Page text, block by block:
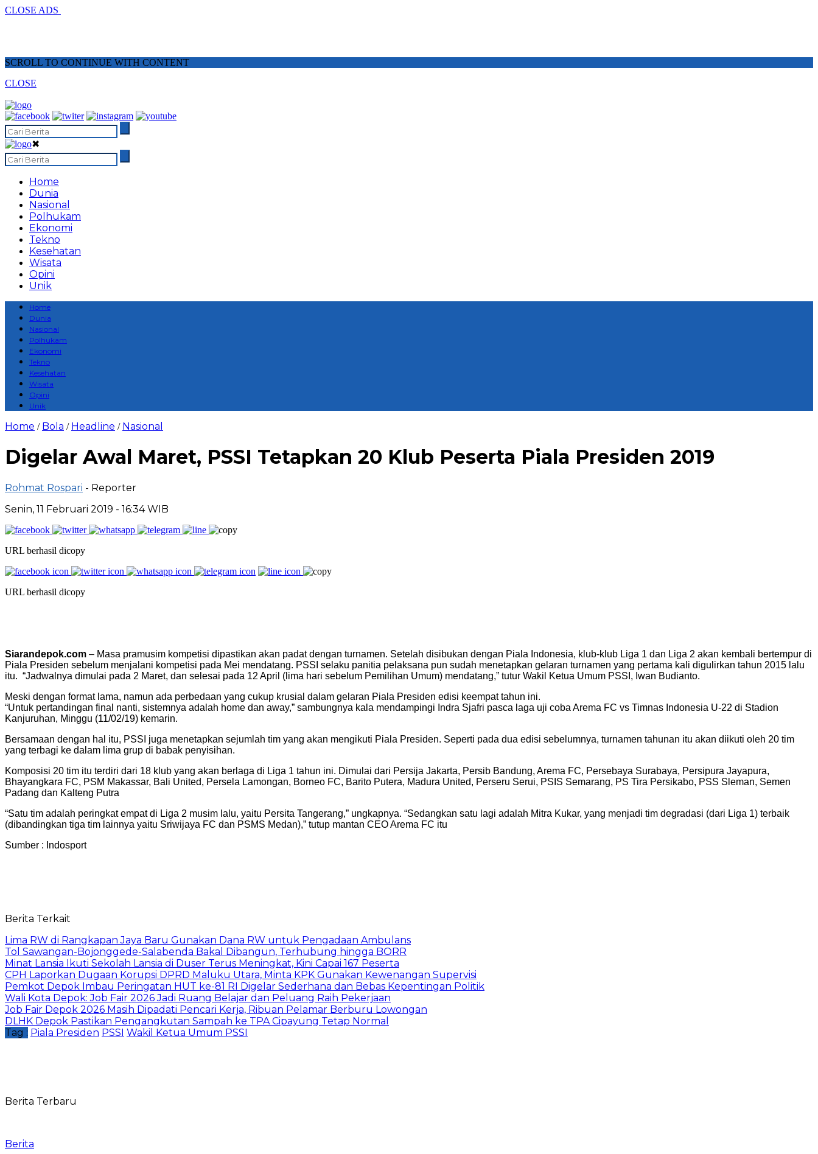
CLOSE ADS
SCROLL TO CONTINUE WITH CONTENT
CLOSE
✖
Home
Dunia
Nasional
Polhukam
Ekonomi
Tekno
Kesehatan
Wisata
Opini
Unik
Home
Dunia
Nasional
Polhukam
Ekonomi
Tekno
Kesehatan
Wisata
Opini
Unik
Home / Bola / Headline / Nasional
Digelar Awal Maret, PSSI Tetapkan 20 Klub Peserta Piala Presiden 2019
Rohmat Rospari - Reporter
Senin, 11 Februari 2019 - 16:34 WIB
URL berhasil dicopy
URL berhasil dicopy
Siarandepok.com – Masa pramusim kompetisi dipastikan akan padat dengan turnamen. Setelah disibukan dengan Piala Indonesia, klub-klub Liga 1 dan Liga 2 akan kembali bertempur di
Piala Presiden sebelum menjalani kompetisi pada Mei mendatang. PSSI selaku panitia pelaksana pun sudah menetapkan gelaran turnamen yang pertama kali digulirkan tahun 2015 lalu
itu. “Jadwalnya dimulai pada 2 Maret, dan selesai pada 12 April (lima hari sebelum Pemilihan Umum) mendatang,” tutur Wakil Ketua Umum PSSI, Iwan Budianto.
Meski dengan format lama, namun ada perbedaan yang cukup krusial dalam gelaran Piala Presiden edisi keempat tahun ini.
“Untuk pertandingan final nanti, sistemnya adalah home dan away,” sambungnya kala mendampingi Indra Sjafri pasca laga uji coba Arema FC vs Timnas Indonesia U-22 di Stadion
Kanjuruhan, Minggu (11/02/19) kemarin.
Bersamaan dengan hal itu, PSSI juga menetapkan sejumlah tim yang akan mengikuti Piala Presiden. Seperti pada dua edisi sebelumnya, turnamen tahunan itu akan diikuti oleh 20 tim
yang terbagi ke dalam lima grup di babak penyisihan.
Komposisi 20 tim itu terdiri dari 18 klub yang akan berlaga di Liga 1 tahun ini. Dimulai dari Persija Jakarta, Persib Bandung, Arema FC, Persebaya Surabaya, Persipura Jayapura,
Bhayangkara FC, PSM Makassar, Bali United, Persela Lamongan, Borneo FC, Barito Putera, Madura United, Perseru Serui, PSIS Semarang, PS Tira Persikabo, PSS Sleman, Semen
Padang dan Kalteng Putra
“Satu tim adalah peringkat empat di Liga 2 musim lalu, yaitu Persita Tangerang,” ungkapnya. “Sedangkan satu lagi adalah Mitra Kukar, yang menjadi tim degradasi (dari Liga 1) terbaik
(dibandingkan tiga tim lainnya yaitu Sriwijaya FC dan PSMS Medan),” tutup mantan CEO Arema FC itu
Sumber : Indosport
Berita Terkait
Lima RW di Rangkapan Jaya Baru Gunakan Dana RW untuk Pengadaan Ambulans
Tol Sawangan-Bojonggede-Salabenda Bakal Dibangun, Terhubung hingga BORR
Minat Lansia Ikuti Sekolah Lansia di Duser Terus Meningkat, Kini Capai 167 Peserta
CPH Laporkan Dugaan Korupsi DPRD Maluku Utara, Minta KPK Gunakan Kewenangan Supervisi
Pemkot Depok Imbau Peringatan HUT ke-81 RI Digelar Sederhana dan Bebas Kepentingan Politik
Wali Kota Depok: Job Fair 2026 Jadi Ruang Belajar dan Peluang Raih Pekerjaan
Job Fair Depok 2026 Masih Dipadati Pencari Kerja, Ribuan Pelamar Berburu Lowongan
DLHK Depok Pastikan Pengangkutan Sampah ke TPA Cipayung Tetap Normal
Tag : Piala Presiden PSSI Wakil Ketua Umum PSSI
Berita Terbaru
Berita